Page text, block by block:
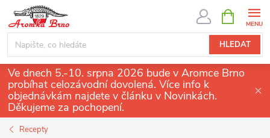
obsah
HLEDAT
NÁKUPNÍ
KOŠÍK
Ve dnech 5.-10. srpna 2026 bude v Aromce Brno
probíhat celozávodní dovolená. Více info k
objednávkám najdete v článku v Novinkách.
Děkujeme za pochopení.
Recepty